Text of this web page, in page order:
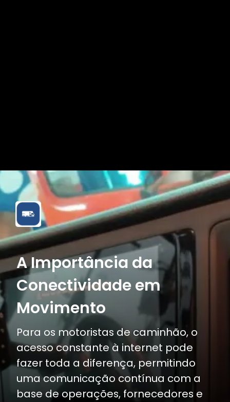
A Importância da
Conectividade em
Movimento
Para os motoristas de caminhão, o
acesso constante à internet pode
fazer toda a diferença, permitindo
uma comunicação contínua com a
base de operações, fornecedores e